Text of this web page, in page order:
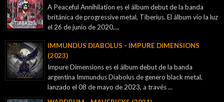
A Peaceful Annihilation es el álbum debut de la banda
británica de progressive metal, Tiberius. El álbum vio la luz
el 26 de junio de 2020,...
IMMUNDUS DIABOLUS - IMPURE DIMENSIONS
(2023)
Impure Dimensions es el álbum debut de la banda
argentina Immundus Diabolus de genero black metal,
lanzado el 08 de mayo de 2023, a través ...